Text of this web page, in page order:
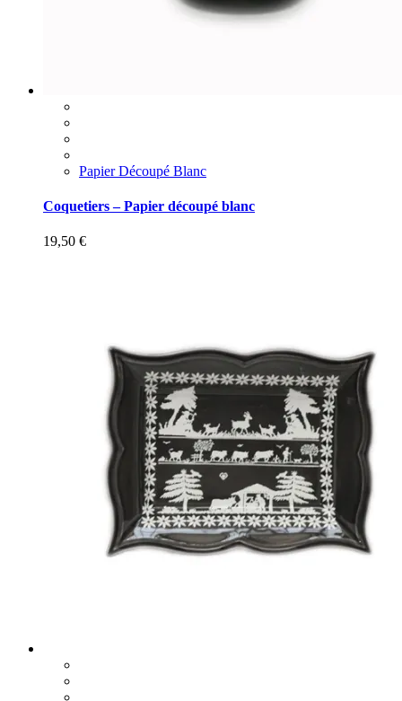
Papier Découpé Blanc
Coquetiers – Papier découpé blanc
19,50 €